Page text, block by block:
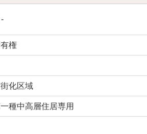
権
化区域
種中高層住居専用